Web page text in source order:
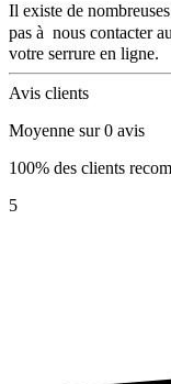
Il existe de
pas à nous contacter au
votre serrure en ligne.
Avis clients
Moyenne sur 0 avis
100% des clients
5